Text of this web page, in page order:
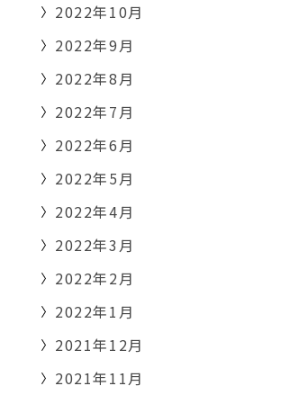
2022年10月
2022年9月
2022年8月
2022年7月
2022年6月
2022年5月
2022年4月
2022年3月
2022年2月
2022年1月
2021年12月
2021年11月